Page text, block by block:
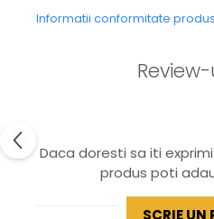
Informatii conformitate produs
Daca doresti sa iti
produs poti